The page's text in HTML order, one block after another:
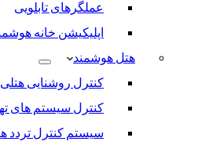
عملگرهای تابلویی
اپلیکیشن خانه
هتل هوشمند
کنترل روشنایی
کنترل سیستم های
سیستم کنترل تردد